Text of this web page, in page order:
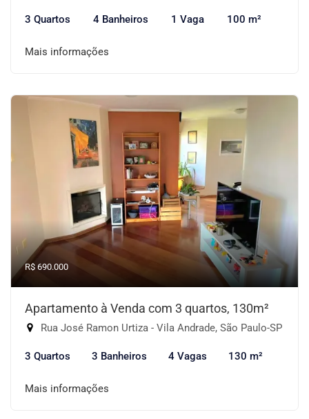
3 Quartos 4 Banheiros 1 Vaga 100 m²
Mais informações
R$ 690.000
Apartamento à Venda com 3 quartos, 130m²
Rua José Ramon Urtiza - Vila Andrade, São Paulo-SP
3 Quartos 3 Banheiros 4 Vagas 130 m²
Mais informações